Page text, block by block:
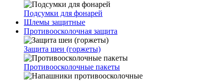
Подсумки для фонарей
Шлемы защитные
Противоосколочная защита
Защита шеи (горжеты)
Противоосколочные пакеты